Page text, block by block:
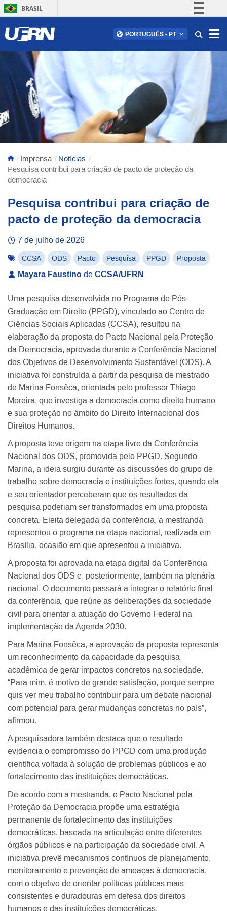
BRASIL
Comunica BR
Acesso à informação
Legislação
Canais
PORTUGUÊS - PT
Imprensa
Notícias
Pesquisa contribui para criação de pacto de proteção da
democracia
Pesquisa contribui para criação de
pacto de proteção da democracia
7 de julho de 2026
CCSA ODS Pacto Pesquisa PPGD Proposta
Mayara Faustino deCCSA/UFRN
Uma pesquisa desenvolvida no Programa de Pós-
Graduação em Direito (PPGD), vinculado ao Centro de
Ciências Sociais Aplicadas (CCSA), resultou na
elaboração da proposta do Pacto Nacional pela Proteção
da Democracia, aprovada durante a Conferência Nacional
dos Objetivos de Desenvolvimento Sustentável (ODS). A
iniciativa foi construída a partir da pesquisa de mestrado
de Marina Fonsêca, orientada pelo professor Thiago
Moreira, que investiga a democracia como direito humano
e sua proteção no âmbito do Direito Internacional dos
Direitos Humanos.
A proposta teve origem na etapa livre da Conferência
Nacional dos ODS, promovida pelo PPGD. Segundo
Marina, a ideia surgiu durante as discussões do grupo de
trabalho sobre democracia e instituições fortes, quando ela
e seu orientador perceberam que os resultados da
pesquisa poderiam ser transformados em uma proposta
concreta. Eleita delegada da conferência, a mestranda
representou o programa na etapa nacional, realizada em
Brasília, ocasião em que apresentou a iniciativa.
A proposta foi aprovada na etapa digital da Conferência
Nacional dos ODS e, posteriormente, também na plenária
nacional. O documento passará a integrar o relatório final
da conferência, que reúne as deliberações da sociedade
civil para orientar a atuação do Governo Federal na
implementação da Agenda 2030.
Para Marina Fonsêca, a aprovação da proposta representa
um reconhecimento da capacidade da pesquisa
acadêmica de gerar impactos concretos na sociedade.
“Para mim, é motivo de grande satisfação, porque sempre
quis ver meu trabalho contribuir para um debate nacional
com potencial para gerar mudanças concretas no país”,
afirmou.
A pesquisadora também destaca que o resultado
evidencia o compromisso do PPGD com uma produção
científica voltada à solução de problemas públicos e ao
fortalecimento das instituições democráticas.
De acordo com a mestranda, o Pacto Nacional pela
Proteção da Democracia propõe uma estratégia
permanente de fortalecimento das instituições
democráticas, baseada na articulação entre diferentes
órgãos públicos e na participação da sociedade civil. A
iniciativa prevê mecanismos contínuos de planejamento,
monitoramento e prevenção de ameaças à democracia,
com o objetivo de orientar políticas públicas mais
consistentes e duradouras em defesa dos direitos
humanos e das instituições democráticas.